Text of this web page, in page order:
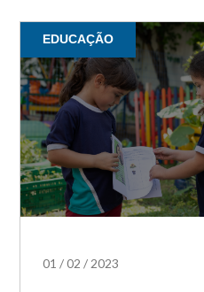
EDUCAÇÃO
01/02/ 2023